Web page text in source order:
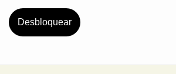
Desbloquear